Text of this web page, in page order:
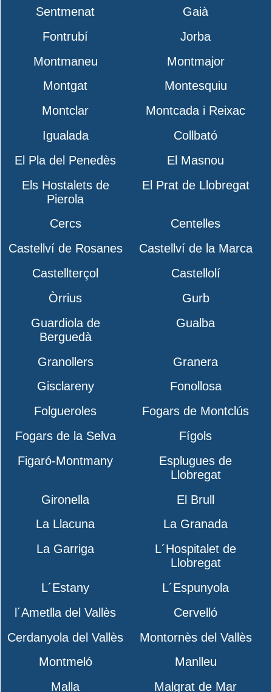
Sentmenat
Gaià
Fontrubí
Jorba
Montmaneu
Montmajor
Montgat
Montesquiu
Montclar
Montcada i Reixac
Igualada
Collbató
El Pla del Penedès
El Masnou
Els Hostalets de
Pierola
El Prat de Llobregat
Cercs
Centelles
Castellví de Rosanes
Castellví de la Marca
Castellterçol
Castellolí
Òrrius
Gurb
Guardiola de
Berguedà
Gualba
Granollers
Granera
Gisclareny
Fonollosa
Folgueroles
Fogars de Montclús
Fogars de la Selva
Fígols
Figaró-Montmany
Esplugues de
Llobregat
Gironella
El Brull
La Llacuna
La Granada
La Garriga
L´Hospitalet de
Llobregat
L´Estany
L´Espunyola
l´Ametlla del Vallès
Cervelló
Cerdanyola del Vallès
Montornès del Vallès
Montmeló
Manlleu
Malla
Malgrat de Mar